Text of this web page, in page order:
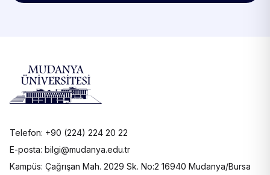
Telefon: +90 (224) 224 20 22
E-posta: bilgi@mudanya.edu.tr
Kampüs: Çağrışan Mah. 2029 Sk. No:2 16940 Mudanya/Bursa